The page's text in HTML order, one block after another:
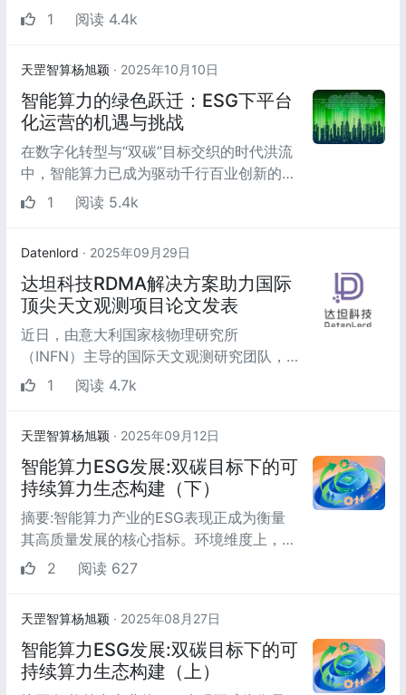
关键环节。为探索GPU性能优化的前沿技
1 阅读 4.4k
天罡智算杨旭颖 · 2025年10月10日
智能算力的绿色跃迁：ESG下平台
化运营的机遇与挑战
在数字化转型与“双碳”目标交织的时代洪流
中，智能算力已成为驱动千行百业创新的核
心引擎。然而，算力产业在迅猛发展的同
1 阅读 5.4k
Datenlord · 2025年09月29日
达坦科技RDMA解决方案助力国际
顶尖天文观测项目论文发表
近日，由意大利国家核物理研究所
（INFN）主导的国际天文观测研究团队，
在切伦科夫望远镜阵列（Cherenkov
1 阅读 4.7k
天罡智算杨旭颖 · 2025年09月12日
智能算力ESG发展:双碳目标下的可
持续算力生态构建（下）
摘要:智能算力产业的ESG表现正成为衡量
其高质量发展的核心指标。环境维度上，
“东数西算”工程通过设定PUE硬性目标推动
2 阅读 627
天罡智算杨旭颖 · 2025年08月27日
智能算力ESG发展:双碳目标下的可
持续算力生态构建（上）